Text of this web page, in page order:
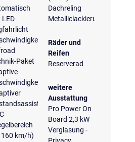
LED-
Paket
160 km/h)
Dachreling
Metalliclackierung
Räder und
Reifen
Reserverad
weitere
Ausstattung
Pro Power On
Board 2,3 kW
Verglasung -